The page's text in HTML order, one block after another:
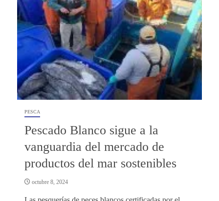
PESCA
Pescado Blanco sigue a la
vanguardia del mercado de
productos del mar sostenibles
octubre 8, 2024